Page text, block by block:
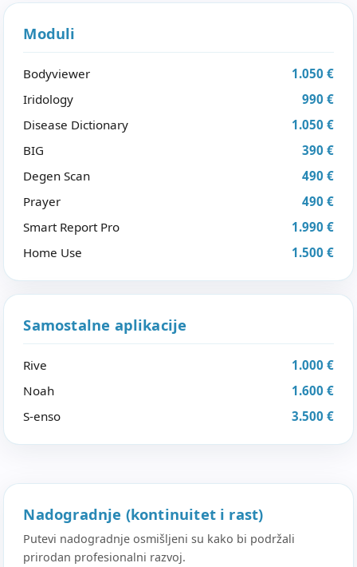
Moduli
Bodyviewer
1.050 €
Iridology
990 €
Disease Dictionary
1.050 €
BIG
390 €
Degen Scan
490 €
Prayer
490 €
Smart Report Pro
1.990 €
Home Use
1.500 €
Samostalne aplikacije
Rive
1.000 €
Noah
1.600 €
S-enso
3.500 €
Nadogradnje (kontinuitet i rast)
Putevi nadogradnje osmišljeni su kako bi podržali
prirodan profesionalni razvoj.